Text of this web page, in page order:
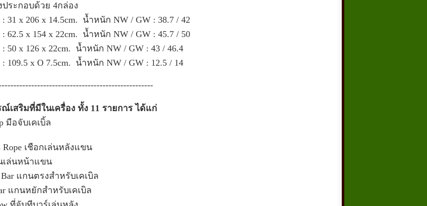
ประกอบด้วย 4กล่อง
31 x 206 x 14.5cm. น้ำหนัก NW / GW : 38.7 / 42
62.5 x 154 x 22cm. น้ำหนัก NW / GW : 45.7 / 50
50 x 126 x 22cm. น้ำหนัก NW / GW : 43 / 46.4
109.5 x O 7.5cm. น้ำหนัก NW / GW : 12.5 / 14
เสริมที่มีในเครื่อง ทั้ง 11 รายการ ได้แก่
มือจับเคเบิ้ล
Rope เชือกเล่นหลังแขน
เล่นหน้าแขน
Bar แกนตรงสำหรับเคเบิล
แกนหยักสำหรับเคเบิล